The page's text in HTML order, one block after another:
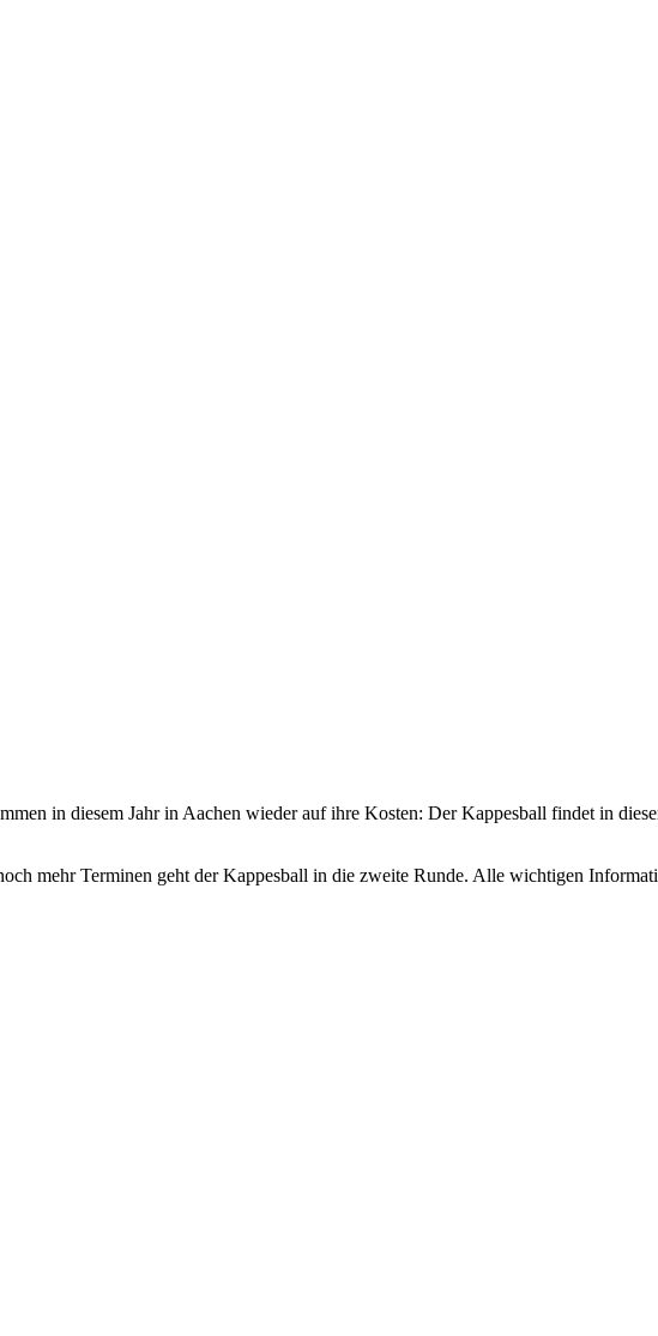
in diesem Jahr in Aachen wieder auf ihre Kosten: Der Kappesball findet in
mehr Terminen geht der Kappesball in die zweite Runde. Alle wichtigen